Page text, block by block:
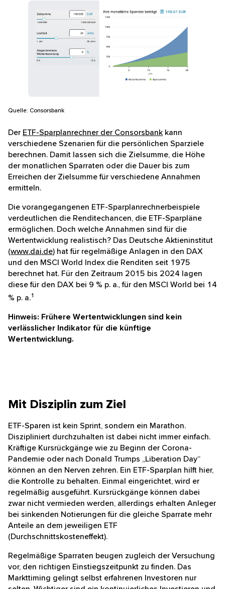
Quelle: Consorsbank
Der ETF-Sparplanrechner der Consorsbank kann
verschiedene Szenarien für die persönlichen Sparziele
berechnen. Damit lassen sich die Zielsumme, die Höhe
der monatlichen Sparraten oder die Dauer bis zum
Erreichen der Zielsumme für verschiedene Annahmen
ermitteln.
Die vorangegangenen ETF-Sparplanrechnerbeispiele
verdeutlichen die Renditechancen, die ETF-Sparpläne
ermöglichen. Doch welche Annahmen sind für die
Wertentwicklung realistisch? Das Deutsche Aktieninstitut
(www.dai.de) hat für regelmäßige Anlagen in den DAX
und den MSCI World Index die Renditen seit 1975
berechnet hat. Für den Zeitraum 2015 bis 2024 lagen
diese für den DAX bei 9 % p. a., für den MSCI World bei 14
% p. a.1
Hinweis: Frühere Wertentwicklungen sind kein
verlässlicher Indikator für die künftige
Wertentwicklung.
Mit Disziplin zum Ziel
ETF-Sparen ist kein Sprint, sondern ein Marathon.
Diszipliniert durchzuhalten ist dabei nicht immer einfach.
Kräftige Kursrückgänge wie zu Beginn der Corona-
Pandemie oder nach Donald Trumps „Liberation Day“
können an den Nerven zehren. Ein ETF-Sparplan hilft hier,
die Kontrolle zu behalten. Einmal eingerichtet, wird er
regelmäßig ausgeführt. Kursrückgänge können dabei
zwar nicht vermieden werden, allerdings erhalten Anleger
bei sinkenden Notierungen für die gleiche Sparrate mehr
Anteile an dem jeweiligen ETF
(Durchschnittskosteneffekt).
Regelmäßige Sparraten beugen zugleich der Versuchung
vor, den richtigen Einstiegszeitpunkt zu finden. Das
Markttiming gelingt selbst erfahrenen Investoren nur